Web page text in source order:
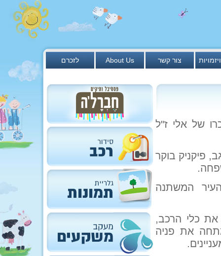
לזכרם About Us צור קשר
של אלי ז"ל
פיקניק בוקר
המשתנה
שם נחנה את כלי הרכב,
את פניה